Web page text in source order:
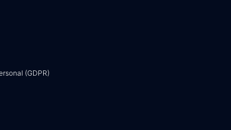
(GDPR)